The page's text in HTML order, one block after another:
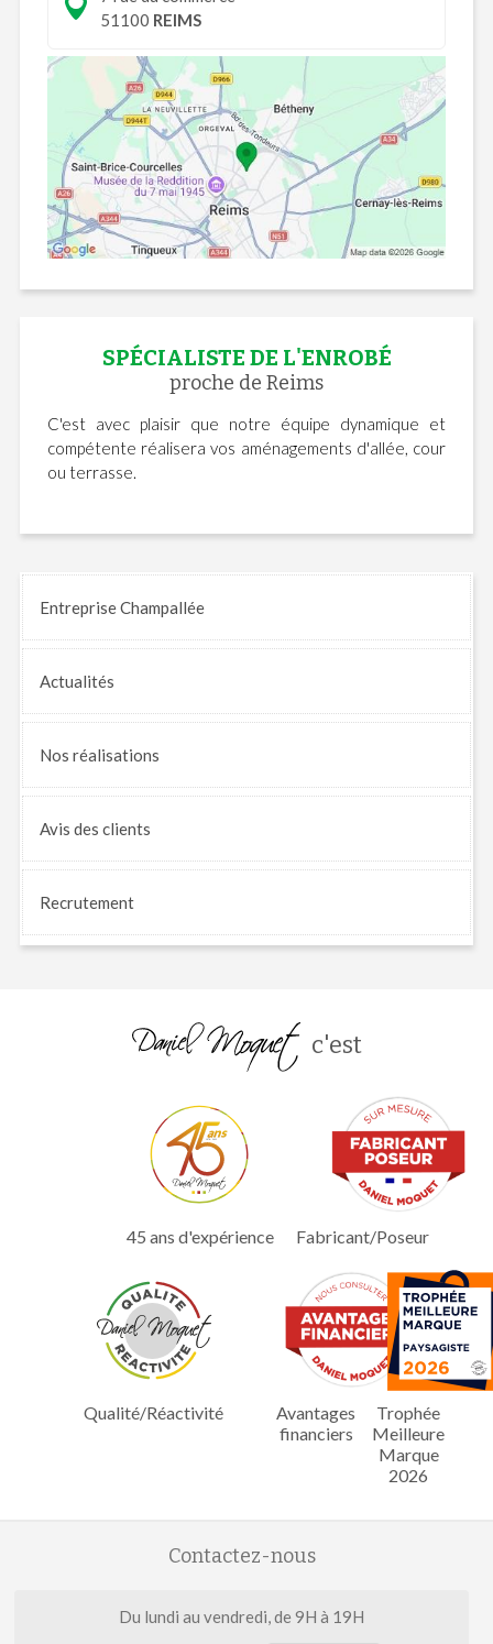
51100 REIMS
SPÉCIALISTE DE L'ENROBÉ
proche de Reims
C'est avec plaisir que notre équipe dynamique et
compétente réalisera vos aménagements d'allée, cour
ou terrasse.
Entreprise Champallée
Actualités
Nos réalisations
Avis des clients
Recrutement
c'est
45 ans d'expérience Fabricant/Poseur
Qualité/Réactivité
Avantages
financiers
Trophée
Meilleure
Marque
2026
Contactez-nous
Du lundi au vendredi, de 9H à 19H